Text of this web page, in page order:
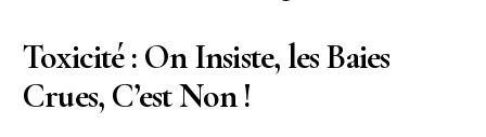
Toxicité : On Insiste, les Baies
Crues, C’est Non !